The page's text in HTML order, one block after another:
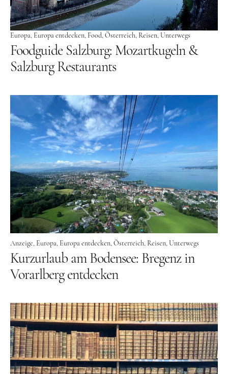
USA
Westküste
Ostküste
Hawaii
China
Japan
Südkorea
Taiwan
Europa
Baltikum
Lettland
Nordeuropa
Dänemark
Finnland
Schweden
Osteuropa
Bosnien und Herzegowina
Kroatien
Europa Europa entdecken Food Österreich Reisen Unterwegs
Foodguide Salzburg: Mozartkugeln &
Salzburg Restaurants
Anzeige Europa Europa entdecken Österreich Reisen Unterwegs
Kurzurlaub am Bodensee: Bregenz in
Vorarlberg entdecken